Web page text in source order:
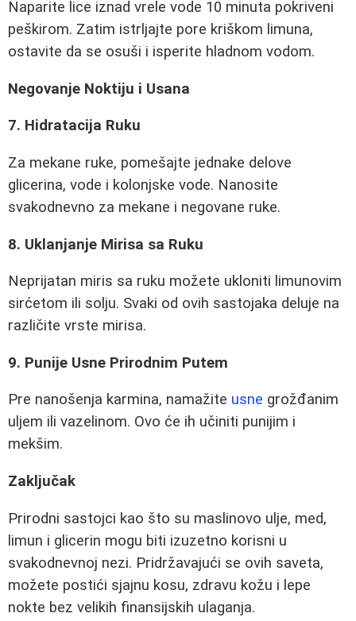
Naparite lice iznad vrele vode 10 minuta pokriveni
peškirom. Zatim istrljajte pore kriškom limuna,
ostavite da se osuši i isperite hladnom vodom.
Negovanje Noktiju i Usana
7. Hidratacija Ruku
Za mekane ruke, pomešajte jednake delove
glicerina, vode i kolonjske vode. Nanosite
svakodnevno za mekane i negovane ruke.
8. Uklanjanje Mirisa sa Ruku
Neprijatan miris sa ruku možete ukloniti limunovim
sirćetom ili solju. Svaki od ovih sastojaka deluje na
različite vrste mirisa.
9. Punije Usne Prirodnim Putem
Pre nanošenja karmina, namažite usne grožđanim
uljem ili vazelinom. Ovo će ih učiniti punijim i
mekšim.
Zaključak
Prirodni sastojci kao što su maslinovo ulje, med,
limun i glicerin mogu biti izuzetno korisni u
svakodnevnoj nezi. Pridržavajući se ovih saveta,
možete postići sjajnu kosu, zdravu kožu i lepe
nokte bez velikih finansijskih ulaganja.